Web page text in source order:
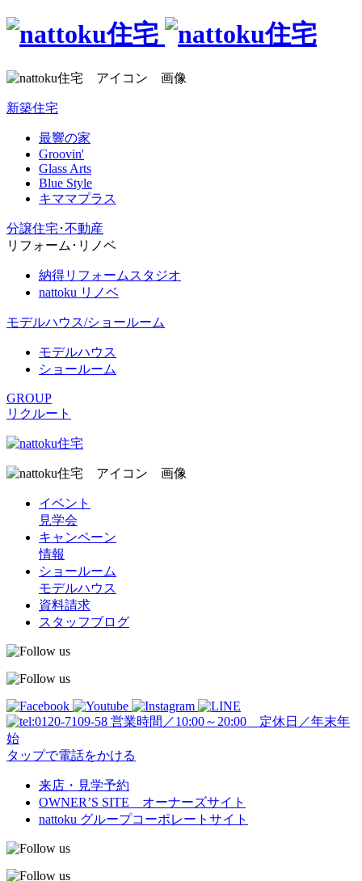
新築住宅
最響の家
Groovin'
Glass Arts
Blue Style
キママプラス
分譲住宅･不動産
リフォーム･リノベ
納得リフォームスタジオ
nattoku リノベ
モデルハウス/ショールーム
モデルハウス
ショールーム
GROUP
リクルート
イベント
見学会
キャンペーン
情報
ショールーム
モデルハウス
資料請求
スタッフブログ
営業時間／10:00～20:00 定休日／年末年
始
タップで電話をかける
来店・見学予約
OWNER’S SITE オーナーズサイト
nattoku グループコーポレートサイト